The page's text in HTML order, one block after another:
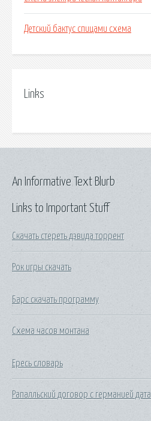
Детский бактус спицами схема
Links
Links to Important Stuff
Скачать стереть дэвида торрент
Рок игры скачать
Барс скачать программу
Схема часов монтана
Ересь словарь
Рапалльский договор с германией дата
An Informative Text Blurb